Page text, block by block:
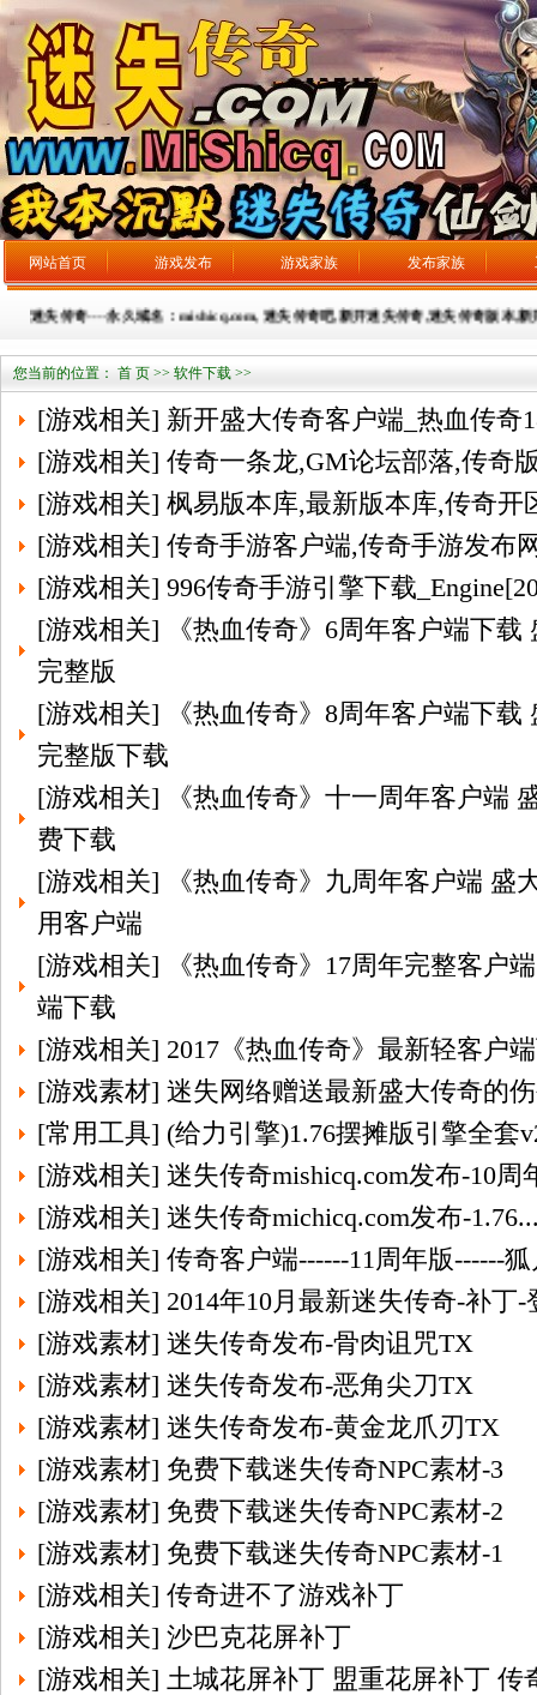
网站首页 游戏发布 游戏家族 发布家族
迷失传奇----永久域名：mishicq.com, 迷失传奇吧,新开迷失传奇,迷失传奇版本,新开
您当前的位置： 首 页 >> 软件下载 >>
[游戏相关] 新开盛大传奇客户端_热血传奇
[游戏相关] 传奇一条龙,GM论坛部落,传奇
[游戏相关] 枫易版本库,最新版本库,传奇开
[游戏相关] 传奇手游客户端,传奇手游发布
[游戏相关] 996传奇手游引擎下载
[游戏相关]
《热血传奇》6周年客户端下
完整版
[游戏相关]
《热血传奇》8周年客户端下
完整版下载
[游戏相关]
《热血传奇》十一周年客户端
费下载
[游戏相关]
《热血传奇》九周年客户端 盛
用客户端
[游戏相关]
《热血传奇》17周年完整客户
端下载
[游戏相关] 2017《热血传奇》最新轻客户
[游戏素材] 迷失网络赠送最新盛大传奇的
[常用工具] (给力引擎)1.76摆摊版引擎全套
[游戏相关] 迷失传奇mishicq.com发布-10周
[游戏相关] 迷失传奇michicq.com发布-
[游戏相关] 传奇客户端------11周年版------
[游戏相关] 2014年10月最新迷失传奇-补丁
[游戏素材] 迷失传奇发布-骨肉诅咒TX
[游戏素材] 迷失传奇发布-恶角尖刀TX
[游戏素材] 迷失传奇发布-黄金龙爪刃TX
[游戏素材] 免费下载迷失传奇NPC素材-3
[游戏素材] 免费下载迷失传奇NPC素材-2
[游戏素材] 免费下载迷失传奇NPC素材-1
[游戏相关] 传奇进不了游戏补丁
[游戏相关] 沙巴克花屏补丁
[游戏相关] 土城花屏补丁 盟重花屏补丁 传